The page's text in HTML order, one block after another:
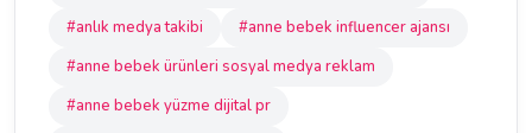
#anlık medya takibi
#anne bebek influencer ajansı
#anne bebek ürünleri sosyal medya reklam
#anne bebek yüzme dijital pr